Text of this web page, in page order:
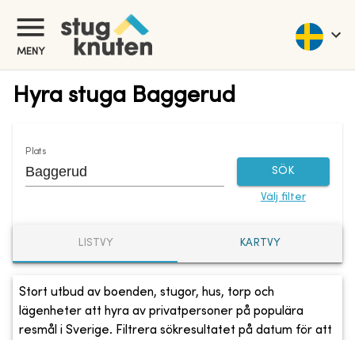
MENY
Hyra stuga Baggerud
Plats
SÖK
Välj filter
LISTVY KARTVY
Stort utbud av boenden, stugor, hus, torp och
lägenheter att hyra av privatpersoner på populära
resmål i Sverige. Filtrera sökresultatet på datum för att